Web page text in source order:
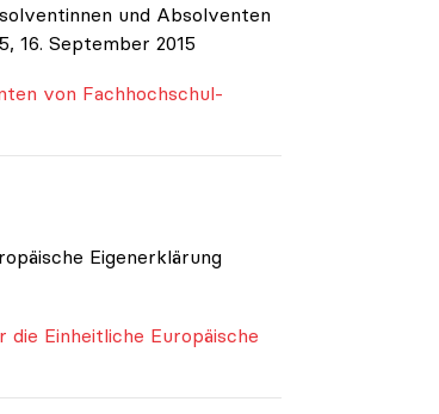
und Absolventen
16. September 2015
von Fachhochschul-
Eigenerklärung
Einheitliche Europäische